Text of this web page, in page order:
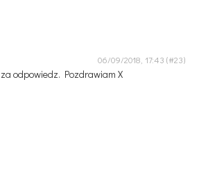
06/09/2018, 17:43
odpowiedz. Pozdrawiam X